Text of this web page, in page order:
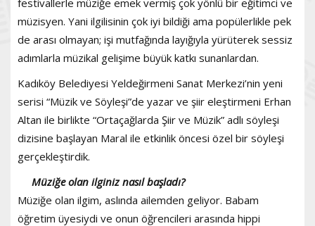
festivallerle müziğe emek vermiş çok yönlü bir eğitimci ve
müzisyen. Yani ilgilisinin çok iyi bildiği ama popülerlikle pek
de arası olmayan; işi mutfağında layığıyla yürüterek sessiz
adımlarla müzikal gelişime büyük katkı sunanlardan.
Kadıköy Belediyesi Yeldeğirmeni Sanat Merkezi’nin yeni
serisi “Müzik ve Söyleşi”de yazar ve şiir eleştirmeni Erhan
Altan ile birlikte “Ortaçağlarda Şiir ve Müzik” adlı söyleşi
dizisine başlayan Maral ile etkinlik öncesi özel bir söyleşi
gerçekleştirdik.
Müziğe olan ilginiz nasıl başladı?
Müziğe olan ilgim, aslında ailemden geliyor. Babam
öğretim üyesiydi ve onun öğrencileri arasında hippi